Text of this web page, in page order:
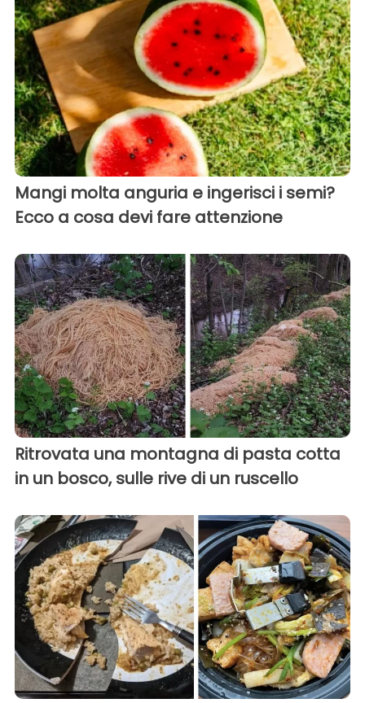
Mangi molta anguria e ingerisci i semi?
Ecco a cosa devi fare attenzione
Ritrovata una montagna di pasta cotta
in un bosco, sulle rive di un ruscello